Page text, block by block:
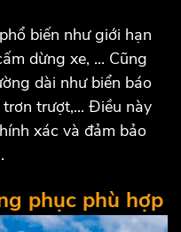
biến như giới hạn
dừng xe, ... Cũng
dài như biển báo
trượt,... Điều này
xác và đảm bảo
phục phù hợp